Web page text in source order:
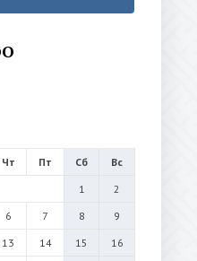
Чт Пт Сб
Вс
1
2
6 7 8
9
13 14 15
16